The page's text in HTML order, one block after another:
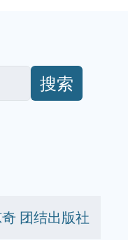
搜索
团结出版社